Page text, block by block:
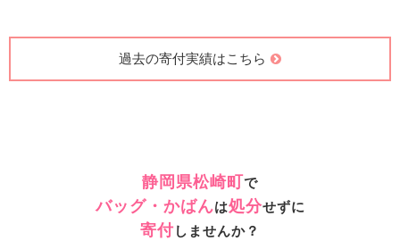
過去の寄付実績はこちら
静岡県松崎町 で
バッグ・かばんは処分せずに
寄付しませんか？